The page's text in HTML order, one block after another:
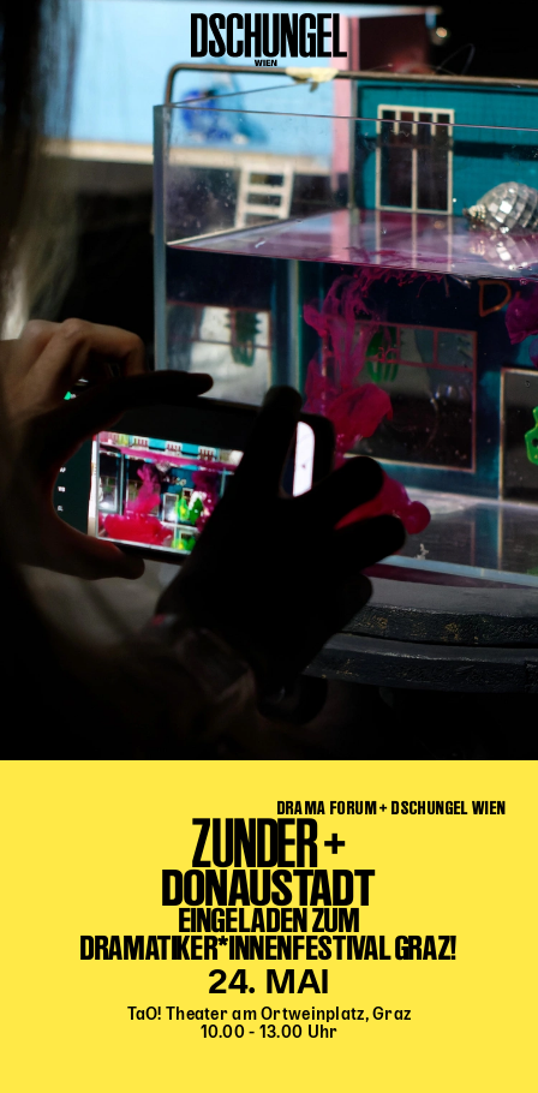
BARRIEREFREI
PROGRAMM
Spielplan
Vorstellungen
Gastspiele
Extras
Available for Touring
Archiv
MITSPIELEN
Macht Wahn Sinn
Kinder Kunst
Workshops
Next Generation
MAGMA 25/26
Dramaturgie + Stadt
Theaterwerkstätten
DRAMA FORUM + DSCHUNGEL WIEN
ZUNDER +
DONAUSTADT
EINGELADEN ZUM
DRAMATIKER*INNENFESTIVAL GRAZ!
24. MAI
TaO! Theater am Ortweinplatz, Graz
10.00 - 13.00 Uhr